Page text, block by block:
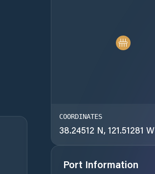
COORDINATES
38.24512 N, 121.51281 W
Port Information